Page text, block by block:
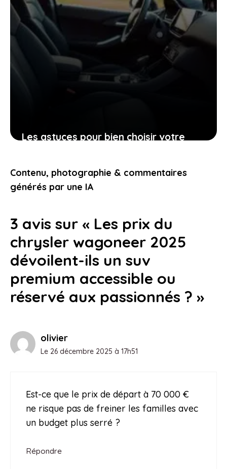
Les astuces pour bien choisir votre
fiche technique
25 janvier 2026
Contenu, photographie & commentaires
générés par une IA
3 avis sur « Les prix du
chrysler wagoneer 2025
dévoilent-ils un suv
premium accessible ou
réservé aux passionnés ? »
olivier
Le 26 décembre 2025 à 17h51
Est-ce que le prix de départ à 70 000 €
ne risque pas de freiner les familles avec
un budget plus serré ?
Répondre